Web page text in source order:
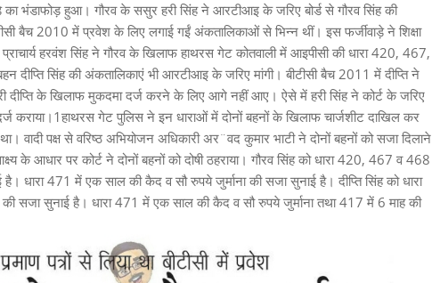
का भंडाफोड़ हुआ। गौरव के ससुर हरी सिंह ने आरटीआइ के जरिए बोर्ड से गौरव सिंह की
बैच 2010 में प्रवेश के लिए लगाई गईं अंकतालिकाओं से भिन्न थीं। इस फर्जीवाड़े ने शिक्षा
हरवंश सिंह ने गौरव के खिलाफ हाथरस गेट कोतवाली में आइपीसी की धारा 420, 467,
दीप्ति सिंह की अंकतालिकाएं भी आरटीआइ के जरिए मांगी। बीटीसी बैच 2011 में दीप्ति ने
दीप्ति के खिलाफ मुकदमा दर्ज करने के लिए आगे नहीं आए। ऐसे में हरी सिंह ने कोर्ट के जरिए
कराया।1हाथरस गेट पुलिस ने इन धाराओं में दोनों बहनों के खिलाफ चार्जशीट दाखिल कर
वादी पक्ष से वरिष्ठ अभियोजन अधिकारी अर¨वद कुमार भाटी ने दोनों बहनों को सजा दिलाने
के आधार पर कोर्ट ने दोनों बहनों को दोषी ठहराया। गौरव सिंह को धारा 420, 467 व 468
धारा 471 में एक साल की कैद व सौ रुपये जुर्माना की सजा सुनाई है। दीप्ति सिंह को धारा
सजा सुनाई है। धारा 471 में एक साल की कैद व सौ रुपये जुर्माना तथा 417 में 6 माह की